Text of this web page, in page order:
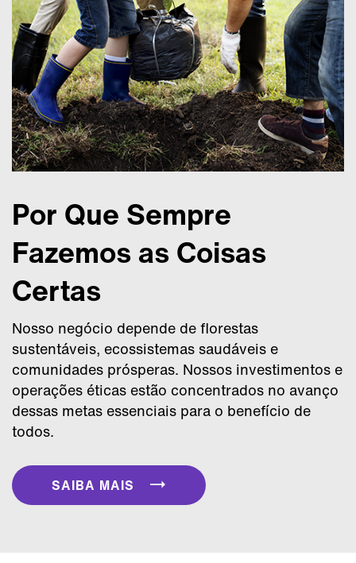
Por Que Sempre
Fazemos as Coisas
Certas
Nosso negócio depende de florestas
sustentáveis, ecossistemas saudáveis e
comunidades prósperas. Nossos investimentos e
operações éticas estão concentrados no avanço
dessas metas essenciais para o benefício de
todos.
SAIBA MAIS